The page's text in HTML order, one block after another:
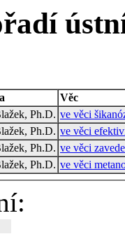
Věc
Ph.D. ve věci
Ph.D. ve věci
Ph.D. ve věci
Ph.D. ve věci